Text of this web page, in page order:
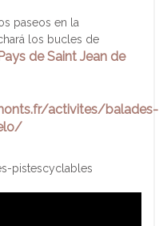
paseos en la
los bucles de
de Saint Jean de
activites/balades-
pistescyclables